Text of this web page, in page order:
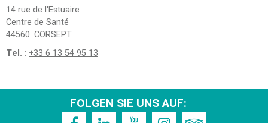
14 rue de l'Estuaire
Centre de Santé
44560 CORSEPT
Tel. : +33 6 13 54 95 13
FOLGEN SIE UNS AUF: